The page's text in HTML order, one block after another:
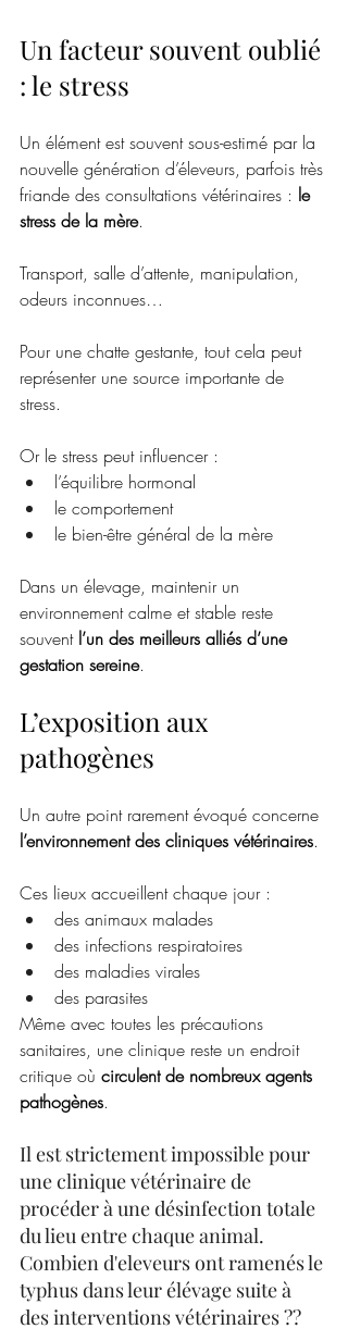
Un facteur souvent oublié
: le stress
Un élément est souvent sous-estimé par la
nouvelle génération d’éleveurs, parfois très
friande des consultations vétérinaires : le
stress de la mère.
Transport, salle d’attente, manipulation,
odeurs inconnues…
Pour une chatte gestante, tout cela peut
représenter une source importante de
stress.
Or le stress peut influencer :
l’équilibre hormonal
le comportement
le bien-être général de la mère
Dans un élevage, maintenir un
environnement calme et stable reste
souvent l’un des meilleurs alliés d’une
gestation sereine.
L’exposition aux
pathogènes
Un autre point rarement évoqué concerne
l’environnement des cliniques vétérinaires.
Ces lieux accueillent chaque jour :
des animaux malades
des infections respiratoires
des maladies virales
des parasites
Même avec toutes les précautions
sanitaires, une clinique reste un endroit
critique où circulent de nombreux agents
pathogènes.
Il est strictement impossible pour
une clinique vétérinaire de
procéder à une désinfection totale
du lieu entre chaque animal.
Combien d'eleveurs ont ramenés le
typhus dans leur élévage suite à
des interventions vétérinaires ??